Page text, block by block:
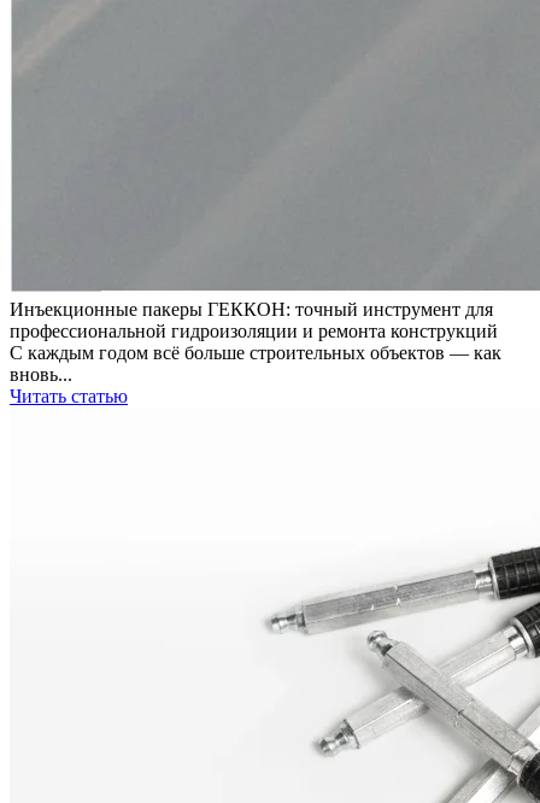
Инъекционные пакеры ГЕККОН: точный инструмент для
профессиональной гидроизоляции и ремонта конструкций
С каждым годом всё больше строительных объектов — как
вновь...
Читать статью